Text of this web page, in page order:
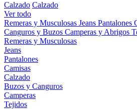
Calzado Calzado
Ver todo
Remeras y Musculosas Jeans Pantalones
Canguros y Buzos Camperas y Abrigos
Remeras y Musculosas
Jeans
Pantalones
Camisas
Calzado
Buzos y Canguros
Camperas
Tejidos